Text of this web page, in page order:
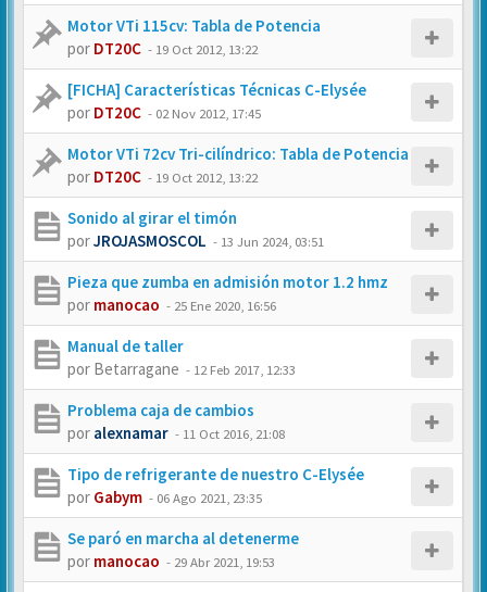
Motor VTi 115cv: Tabla de Potencia
por DT20C - 19 Oct 2012, 13:22
[FICHA] Características Técnicas C-Elysée
por DT20C - 02 Nov 2012, 17:45
Motor VTi 72cv Tri-cilíndrico: Tabla de Potencia
por DT20C - 19 Oct 2012, 13:22
Sonido al girar el timón
porJROJASMOSCOL - 13 Jun 2024, 03:51
Pieza que zumba en admisión motor 1.2 hmz
por manocao - 25 Ene 2020, 16:56
Manual de taller
por Betarragane - 12 Feb 2017, 12:33
Problema caja de cambios
por alexnamar - 11 Oct 2016, 21:08
Tipo de refrigerante de nuestro C-Elysée
por Gabym - 06 Ago 2021, 23:35
Se paró en marcha al detenerme
por manocao - 29 Abr 2021, 19:53